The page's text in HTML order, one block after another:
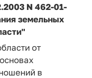
N 462-01-
земельных
от
в